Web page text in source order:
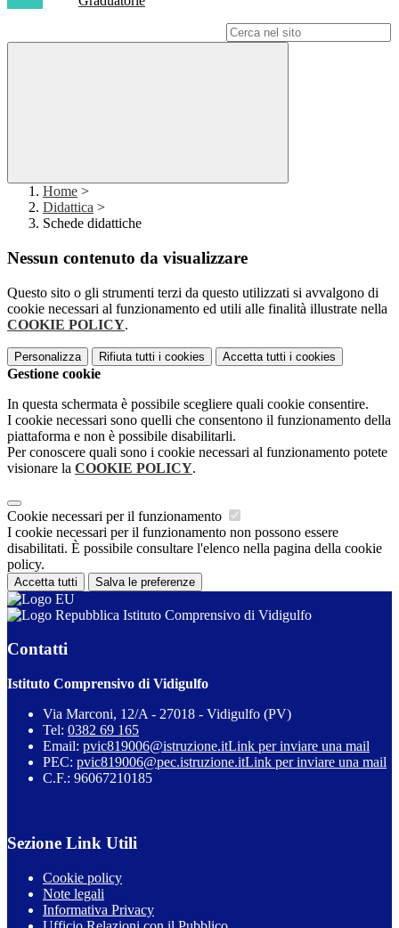
Home >
Didattica >
Schede didattiche
Nessun contenuto da visualizzare
Questo sito o gli strumenti terzi da questo utilizzati si avvalgono di
cookie necessari al funzionamento ed utili alle finalità illustrate nella
COOKIE POLICY.
Personalizza Rifiuta tutti i cookies Accetta tutti i cookies
Gestione cookie
In questa schermata è possibile scegliere quali cookie consentire.
I cookie necessari sono quelli che consentono il funzionamento della
piattaforma e non è possibile disabilitarli.
Per conoscere quali sono i cookie necessari al funzionamento potete
visionare la COOKIE POLICY.
Cookie necessari per il funzionamento
I cookie necessari per il funzionamento non possono essere
disabilitati. È possibile consultare l'elenco nella pagina della cookie
policy.
Accetta tutti Salva le preferenze
Istituto Comprensivo di Vidigulfo
Contatti
Istituto Comprensivo di Vidigulfo
Via Marconi, 12/A - 27018 - Vidigulfo (PV)
Tel: 0382 69 165
Email: pvic819006@istruzione.itLink per inviare una mail
PEC: pvic819006@pec.istruzione.itLink per inviare una mail
C.F.: 96067210185
Sezione Link Utili
Cookie policy
Note legali
Informativa Privacy